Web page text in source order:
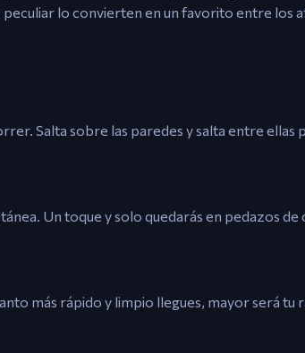
lo convierten en un favorito entre los
Salta sobre las paredes y salta entre ellas
Un toque y solo quedarás en pedazos de
más rápido y limpio llegues, mayor será tu